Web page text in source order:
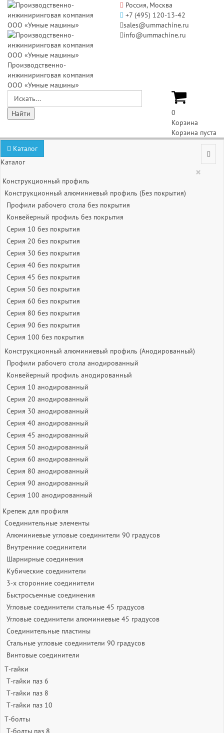
Производственно-
инжиниринговая компания
ООО «Умные машины»
Россия, Москва
+7 (495) 120-13-42
sales@ummachine.ru
info@ummachine.ru
0
Корзина
Корзина пуста
Каталог
Каталог
×
Конструкционный профиль
Конструкционный алюминиевый профиль (Без покрытия)
Профили рабочего стола без покрытия
Конвейерный профиль без покрытия
Серия 10 без покрытия
Серия 20 без покрытия
Серия 30 без покрытия
Серия 40 без покрытия
Серия 45 без покрытия
Серия 50 без покрытия
Серия 60 без покрытия
Серия 80 без покрытия
Серия 90 без покрытия
Серия 100 без покрытия
Конструкционный алюминиевый профиль (Анодированный)
Профили рабочего стола анодированный
Конвейерный профиль анодированный
Серия 10 анодированный
Серия 20 анодированный
Серия 30 анодированный
Серия 40 анодированный
Серия 45 анодированный
Серия 50 анодированный
Серия 60 анодированный
Серия 80 анодированный
Серия 90 анодированный
Серия 100 анодированный
Крепеж для профиля
Соединительные элементы
Алюминиевые угловые соединители 90 градусов
Внутренние соединители
Шарнирные соединения
Кубические соединители
3-х сторонние соединители
Быстросъемные соединения
Угловые соединители стальные 45 градусов
Угловые соединители алюминиевые 45 градусов
Соединительные пластины
Стальные угловые соединители 90 градусов
Винтовые соединители
Т-гайки
Т-гайки паз 6
Т-гайки паз 8
Т-гайки паз 10
Т-болты
Т-болты паз 8